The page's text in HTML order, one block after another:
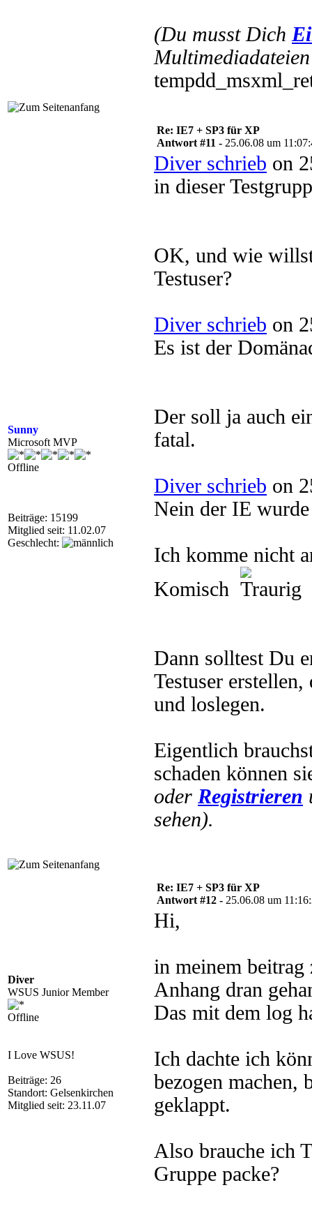
(Du musst Dich
Sunny
Microsoft MVP
Offline
Beiträge: 15199
Mitglied seit: 11.02.07
Geschlecht:
Re: IE7 + SP3 für XP
Antwort #11 - 25.06.08 um
Diver schrieb on
in dieser
OK, und wie
Testuser?
Diver schrieb on
Es ist der
Der soll ja auch
fatal.
Diver schrieb on
Nein der IE
Ich komme nicht
Komisch
Dann solltest Du
Testuser
und loslegen.
Eigentlich
schaden können
oder Registrieren
sehen).
Diver
WSUS Junior Member
Offline
I Love WSUS!
Beiträge: 26
Standort: Gelsenkirchen
Mitglied seit: 23.11.07
Re: IE7 + SP3 für XP
Antwort #12 - 25.06.08 um
Hi,
in meinem beitrag
Anhang dran
Das mit dem log
Ich dachte ich
bezogen machen,
geklappt.
Also brauche ich
Gruppe packe?